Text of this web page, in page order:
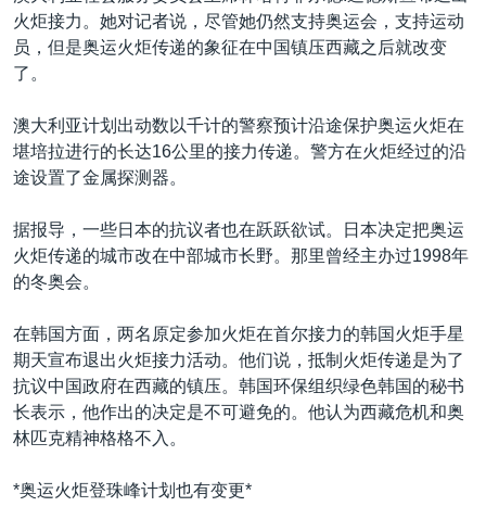
火炬接力。她对记者说，尽管她仍然支持奥运会，支持运动
员，但是奥运火炬传递的象征在中国镇压西藏之后就改变
了。
澳大利亚计划出动数以千计的警察预计沿途保护奥运火炬在
堪培拉进行的长达16公里的接力传递。警方在火炬经过的沿
途设置了金属探测器。
据报导，一些日本的抗议者也在跃跃欲试。日本决定把奥运
火炬传递的城市改在中部城市长野。那里曾经主办过1998年
的冬奥会。
在韩国方面，两名原定参加火炬在首尔接力的韩国火炬手星
期天宣布退出火炬接力活动。他们说，抵制火炬传递是为了
抗议中国政府在西藏的镇压。韩国环保组织绿色韩国的秘书
长表示，他作出的决定是不可避免的。他认为西藏危机和奥
林匹克精神格格不入。
*奥运火炬登珠峰计划也有变更*